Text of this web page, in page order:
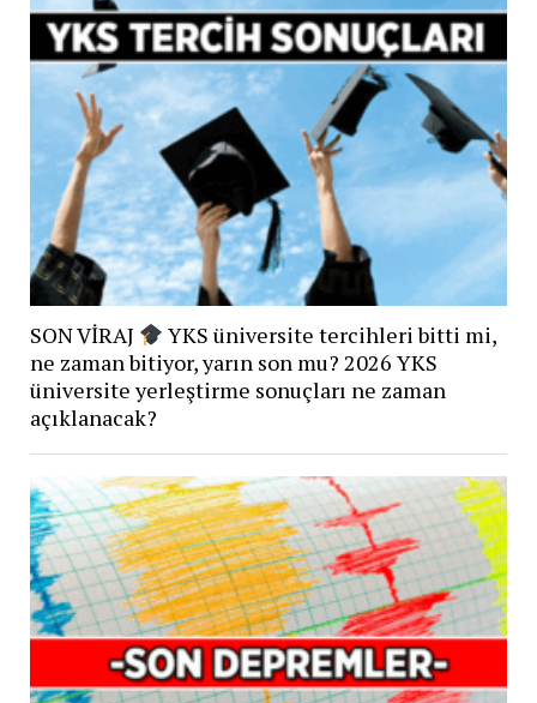
SON VİRAJ
YKS üniversite tercihleri bitti mi,
ne zaman bitiyor, yarın son mu? 2026 YKS
üniversite yerleştirme sonuçları ne zaman
açıklanacak?